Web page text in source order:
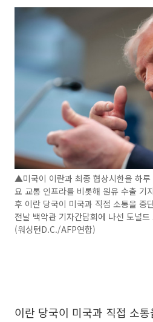
▲미국이 이란과 최종 협상시한을 하
요 교통 인프라를 비롯해 원유 수출 기
후 이란 당국이 미국과 직접 소통을 중
전날 백악관 기자간담회에 나선 도널
(워싱턴D.C./AFP연합)
이란 당국이 미국과 직접 소